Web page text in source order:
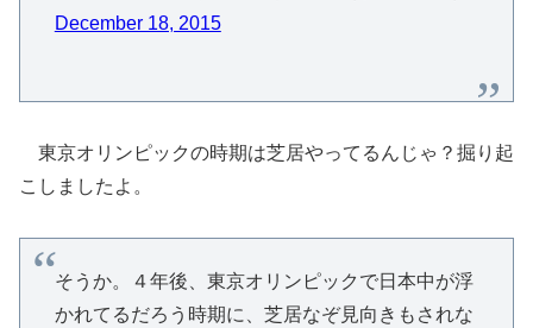
December 18, 2015
東京オリンピックの時期は芝居やってるんじゃ？掘り起
こしましたよ。
そうか。４年後、東京オリンピックで日本中が浮
かれてるだろう時期に、芝居なぞ見向きもされな